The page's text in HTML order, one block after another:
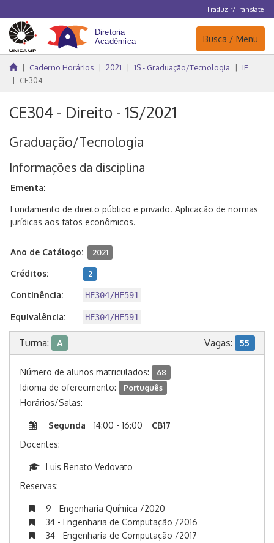
Traduzir/Translate
Navegação
Busca / Menu
Caderno Horários 2021 1S - Graduação/Tecnologia
IE
CE304
CE304 - Direito - 1S/2021
Graduação/Tecnologia
Informações da disciplina
Ementa:
Fundamento de direito público e privado. Aplicação de normas
jurídicas aos fatos econômicos.
Ano de Catálogo: 2021
Créditos: 2
Continência: HE304/HE591
Equivalência: HE304/HE591
Turma: A Vagas: 55
Número de alunos matriculados: 68
Idioma de oferecimento: Português
Horários/Salas:
Segunda 14:00 - 16:00
CB17
Docentes:
Luis Renato Vedovato
Reservas:
9 - Engenharia Química /2020
34 - Engenharia de Computação /2016
34 - Engenharia de Computação /2017